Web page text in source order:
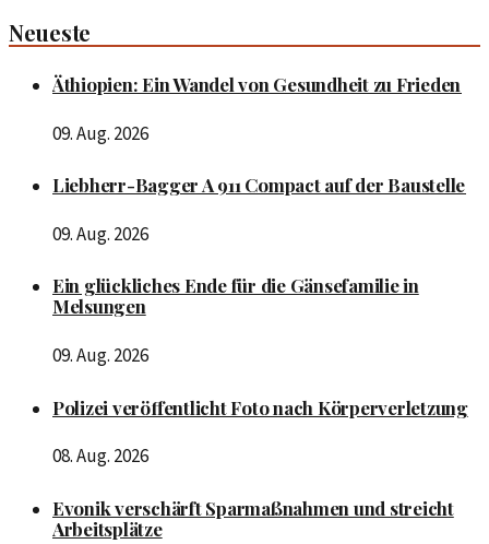
Neueste
Äthiopien: Ein Wandel von Gesundheit zu Frieden
09. Aug. 2026
Liebherr-Bagger A 911 Compact auf der Baustelle
09. Aug. 2026
Ein glückliches Ende für die Gänsefamilie in
Melsungen
09. Aug. 2026
Polizei veröffentlicht Foto nach Körperverletzung
08. Aug. 2026
Evonik verschärft Sparmaßnahmen und streicht
Arbeitsplätze